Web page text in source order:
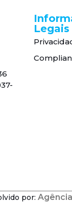
Legais
por: